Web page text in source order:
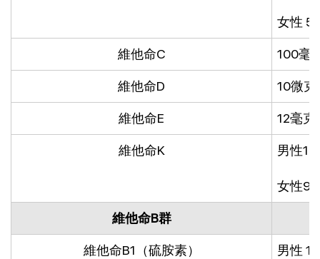
女性
維他命C 100毫
維他命D 10微克
維他命E 12毫克
維他命K 男性
女性
維他命B群
維他命B1（硫胺素） 男性